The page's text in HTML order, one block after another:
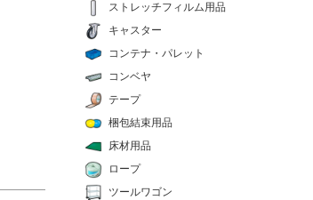
ストレッチフィルム用品
キャスター
コンテナ・パレット
コンベヤ
テープ
梱包結束用品
床材用品
ロープ
ツールワゴン